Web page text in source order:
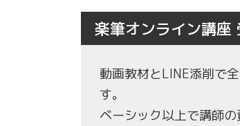
楽筆オンライン講座
動画教材とLINE添削で
す。
ベーシック以上で講師